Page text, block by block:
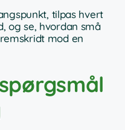
tilpas hvert
og se, hvordan små
mod en